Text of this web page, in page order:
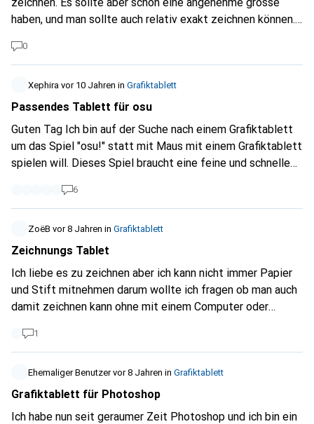
haben, und man sollte auch relativ exakt zeichnen können.
aber eben will es um Thumbnails zu machen da es mit der
maus viel zu schwer ist.
0
Xephira vor 10 Jahren in Grafiktablett
Passendes Tablett für osu
Guten Tag Ich bin auf der Suche nach einem Grafiktablett
um das Spiel "osu!" statt mit Maus mit einem Grafiktablett
spielen will. Dieses Spiel braucht eine feine und schnelle
Schnack, das Grafiktablett soll auf dem Tisch liegen neben
der Tastatur und nicht auf den Handballen etc reagieren.
Gibt es ein gutes Modell zu empfehlen?
6
ZoëB vor 8 Jahren in Grafiktablett
Zeichnungs Tablet
Ich liebe es zu zeichnen aber ich kann nicht immer Papier
und Stift mitnehmen darum wollte ich fragen ob man auch
damit zeichnen kann ohne mit einem Computer oder
1
Ehemaliger Benutzer vor 8 Jahren in Grafiktablett
Grafiktablett für Photoshop
Ich habe nun seit geraumer Zeit Photoshop und ich bin ein